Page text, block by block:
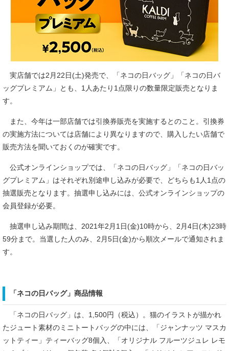
実店舗では2月22日(土)発売で、「ネコの日バッグ」「ネコの日バ
ッグプレミアム」とも、1人あたり1点限りの数量限定販売となりま
す。
また、今年は一部店舗では引換券販売を実施するとのこと。引換券
の実施方法については店舗により異なりますので、購入したい店舗で
販売方法を聞いておくのが確実です。
公式オンラインショップでは、「ネコの日バッグ」「ネコの日バッ
グプレミアム」はそれぞれ別途申し込みが必要で、どちらも1人1点の
抽選販売となります。抽選申し込みには、公式オンラインショップの
会員登録が必要。
抽選申し込み期間は、2021年2月1日(金)10時から、2月4日(木)23時
59分まで。当選した人のみ、2月5日(金)から順次メールで通知されま
す。
「ネコの日バッグ」商品情報
「ネコの日バッグ」は、1,500円（税込）。猫のイラストが描かれ
たジュート素材のミニトートバッグの中には、「ジャンナッツ マスカ
ットティー」ティーバッグ8個入、「オリジナル フルーツジュレ レモ